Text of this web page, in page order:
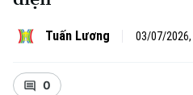
Tuấn Lương 03/07/2026,
0